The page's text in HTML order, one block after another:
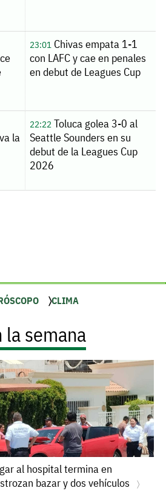
23:01Chivas empata 1-1
con LAFC y cae en penales
en debut de Leagues Cup
la
22:22Toluca golea 3-0 al
Seattle Sounders en su
debut de la Leagues Cup
2026
CLIMA
la semana
al hospital termina en
bazar y dos vehículos